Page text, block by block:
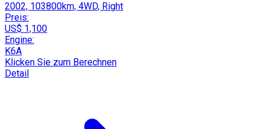
2002, 103800km, 4WD, Right
Preis:
US$ 1,100
Engine:
K6A
Klicken Sie zum Berechnen
Detail